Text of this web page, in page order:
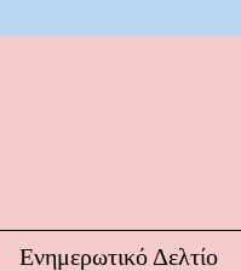
Ενημερωτικό Δελτίο